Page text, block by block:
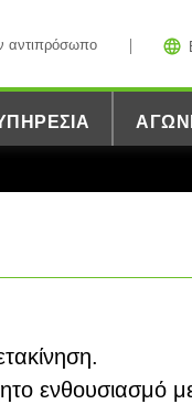
αντιπρόσωπο
ενθουσιασμό